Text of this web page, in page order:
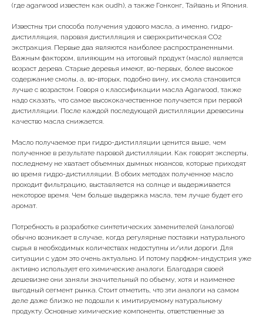
(где agarwood известен как oudh), а также Гонконг, Тайвань и Япония.
Известны три способа получения удового масла, а именно, гидро-
дистилляция, паровая дистилляция и сверхкритическая CO2
экстракция. Первые два являются наиболее распространенными.
Важным фактором, влияющим на итоговый продукт (масло) является
возраст дерева. Старые деревья имеют, во-первых, более высокое
содержание смолы, а, во-вторых, подобно вину, их смола становится
лучше с возрастом. Говоря о классификации масла Agarwood, также
надо сказать, что самое высококачественное получается при первой
дистилляции. После каждой последующей дистилляции древесины
качество масла снижается.
Масло получаемое при гидро-дистилляции ценится выше, чем
полученное в результате паровой дистилляции. Как говорят эксперты,
последнему не хватает объемных дымных нюансов, которые приходят
во время гидро-дистилляции. В обоих методах полученное масло
проходит фильтрацию, выставляется на солнце и выдерживается
некоторое время. Чем больше выдержка масла, тем лучше будет его
аромат.
Потребность в разработке синтетических заменителей (аналогов)
обычно возникает в случае, когда регулярные поставки натурального
сырья в необходимых количествах недоступны и/или дороги. Для
ситуации с удом это очень актуально. И потому парфюм-индустрия уже
активно использует его химические аналоги. Благодаря своей
дешевизне они заняли значительный по объему, хотя и наименее
выгодный сегмент рынка. Стоит отметить, что эти аналоги на самом
деле даже близко не подошли к имитируемому натуральному
продукту. Основные химические компоненты, ответственные за